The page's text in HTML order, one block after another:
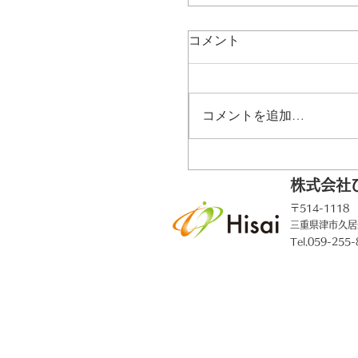
ゴルフ場データ修正
コメント
コメントを追加…
株式会社
〒514-1118
三重県津市久
Tel.059-